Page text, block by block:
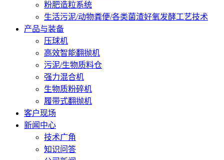
粉肥造粒系统
生活污泥/动物粪便/各类菌渣好氧发酵工艺技术
产品与装备
压球机
高效智能翻抛机
污泥/生物质料仓
强力混合机
生物质粉碎机
履带式翻抛机
客户现场
新闻中心
技术广角
知识问答